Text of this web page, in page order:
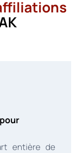
entière de